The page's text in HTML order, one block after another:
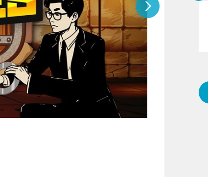
『アイ＝ラブ！げーみんぐ』＝LOV
E齋藤樹愛羅＆佐々木舞香SPインタ
ビュー